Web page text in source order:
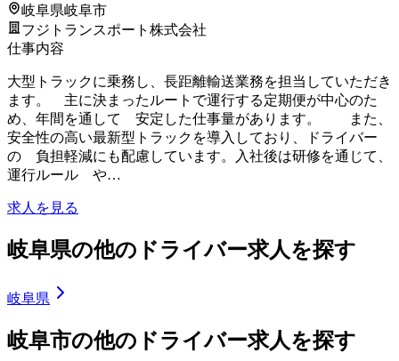
岐阜県岐阜市
フジトランスポート株式会社
仕事内容
大型トラックに乗務し、長距離輸送業務を担当していただき
ます。 主に決まったルートで運行する定期便が中心のた
め、年間を通して 安定した仕事量があります。 また、
安全性の高い最新型トラックを導入しており、ドライバー
の 負担軽減にも配慮しています。入社後は研修を通じて、
運行ルール や…
求人を見る
岐阜県の他のドライバー求人を探す
岐阜県
岐阜市の他のドライバー求人を探す